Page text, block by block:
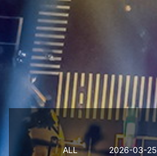
ALL 2026-03-25